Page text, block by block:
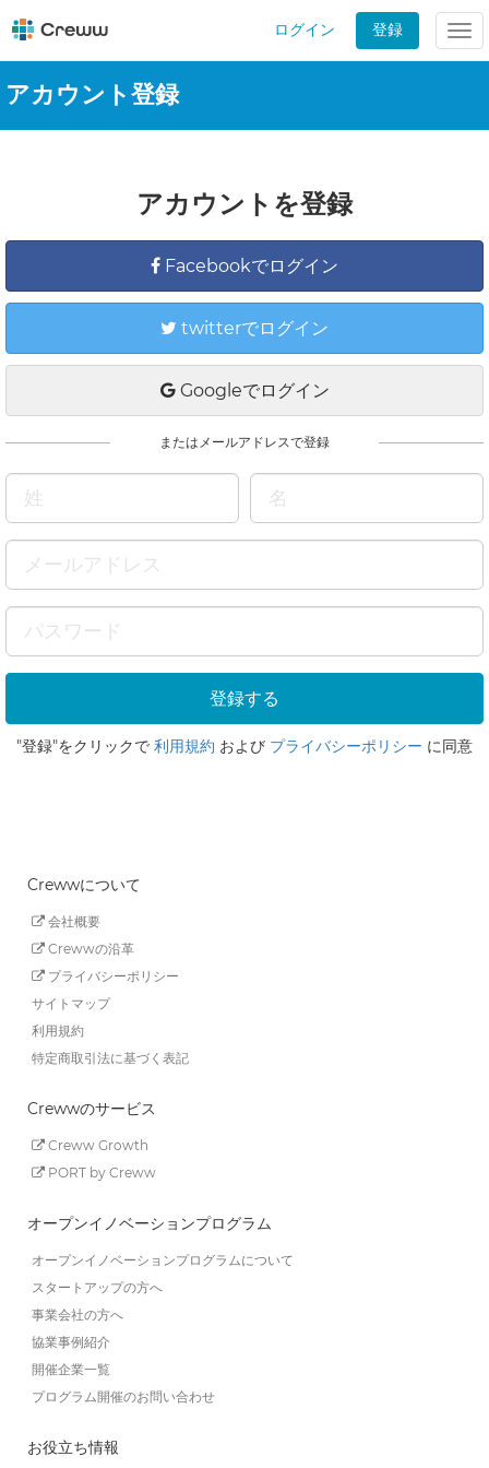
ログイン 登録
アカウント登録
アカウントを登録
Facebookでログイン
twitterでログイン
Googleでログイン
またはメールアドレスで登録
"登録"をクリックで 利用規約 および プライバシーポリシー に同意
Crewwについて
会社概要
Crewwの沿革
プライバシーポリシー
サイトマップ
利用規約
特定商取引法に基づく表記
Crewwのサービス
Creww Growth
PORT by Creww
オープンイノベーションプログラム
オープンイノベーションプログラムについて
スタートアップの方へ
事業会社の方へ
協業事例紹介
開催企業一覧
プログラム開催のお問い合わせ
お役立ち情報